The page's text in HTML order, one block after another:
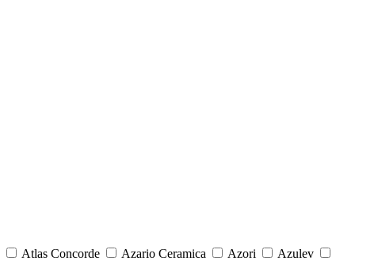
Atlas Concorde Azario Ceramica Azori
Azulev